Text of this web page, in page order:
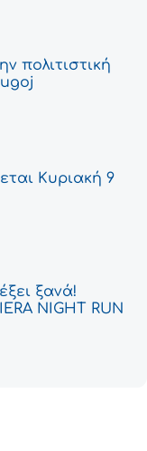
πολιτιστική
Κυριακή 9
ξανά!
NIGHT RUN